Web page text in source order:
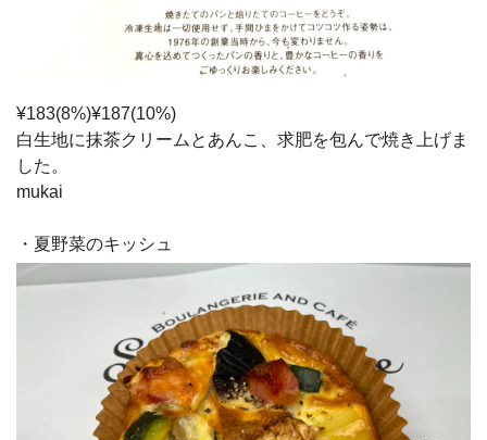
¥183(8%)¥187(10%)
白生地に抹茶クリームとあんこ、求肥を包んで焼き上げま
した。
mukai
・夏野菜のキッシュ